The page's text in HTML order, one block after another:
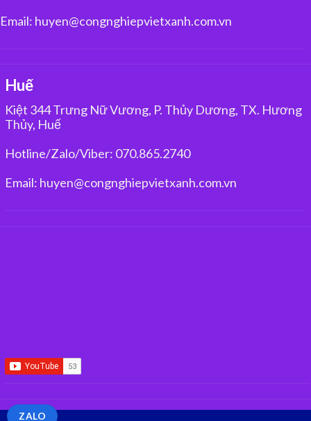
Email: huyen@congnghiepvietxanh.com.vn
Huế
Kiệt 344 Trưng Nữ Vương, P. Thủy Dương, TX. Hương
Thủy, Huế
Hotline/Zalo/Viber: 070.865.2740
Email: huyen@congnghiepvietxanh.com.vn
ZALO